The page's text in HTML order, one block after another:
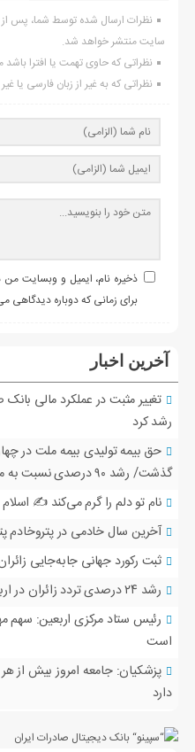
نظرات ارسال شده توسط شما، پس از
سایت منتشر خواهد شد.
نظراتی که حاوی تهمت یا افترا
نظراتی که به غیر از زبان فارسی یا
ذخیره نام، ایمیل و وبسایت من
برای زمانی که دوباره دیدگاهی
آخرین اخبار
رشد کرد
گذشت/ رشد ۹۰ درصدی نسبت به مدت مشابه سال گذشته
نام تو دلم را گرم می‌کند ✍️
آخرین سال خادمی در پتروخادم
ثبت رکورد جهانی جابه‌جایی
رشد ۲۴ درصدی تردد زائران در اربعین از مرز مهران
است
پزشکیان: جامعه امروز بیش از
دارد